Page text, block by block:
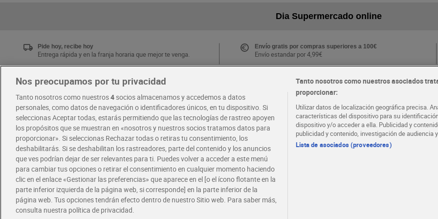
Dia Supermercado online
Pide hoy, recibe hoy
Entrega rápida y en la franja horaria que mejor te venga.
Envío gratis por compras superiores a 100€
Envío estandar por 4,99€
Disfruta las ventajas y ofertas exclusivas.
Descárgate la APP Dia
Folletos y Tiendas
cercana
RECETAS · COMER MEJOR CADA DIA · EMPLEO
Política de privacidad Política de cookies
Nos preocupamos por tu privacidad
Tanto nosotros como nuestros4socios almacenamos y accedemos a datos
personales, como datos de navegación o identificadores únicos, en tu dispositivo. Si
seleccionas Aceptar todas, estarás permitiendo que las tecnologías de rastreo apoyen
los propósitos que se muestran en «nosotros y nuestros socios tratamos datos para
proporcionar». Si seleccionas Rechazar todas o retiras tu consentimiento, los
deshabilitarás. Si se deshabilitan los rastreadores, parte del contenido y los anuncios
que ves podrían dejar de ser relevantes para ti. Puedes volver a acceder a este menú
para cambiar tus opciones o retirar el consentimiento en cualquier momento haciendo
clic en el enlace «Gestionar las preferencias» que aparece en el [o el ícono flotante en la
parte inferior izquierda de la página web, si corresponde] en la parte inferior de la
página web. Tus opciones tendrán efecto dentro de nuestro Sitio web. Para saber más,
consulta nuestra política de privacidad.
Tanto nosotros como nuestros asociados
proporcionar:
Utilizar datos de localización geográfica precisa.
características del dispositivo para su
dispositivo y/o acceder a ella. Publicidad y
publicidad y contenido, investigación de audiencia
Lista de asociados (proveedores)